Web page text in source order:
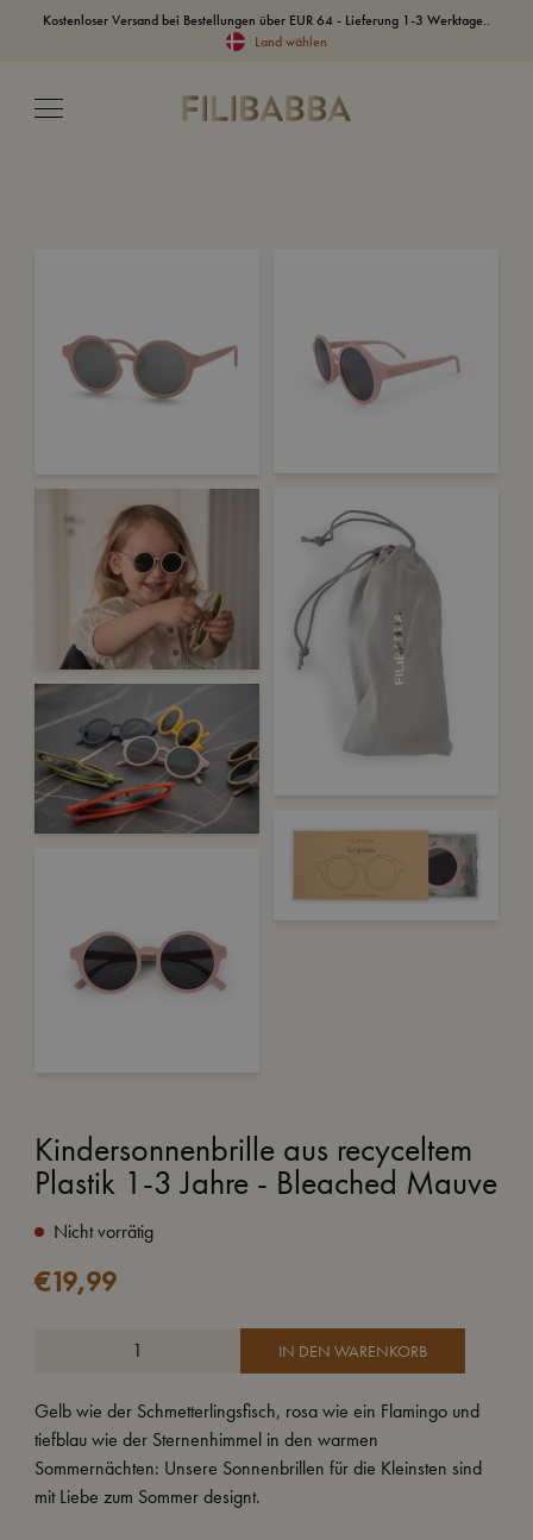
Kostenloser Versand bei Bestellungen über EUR 64 - Lieferung 1-3 Werktage..
Land wählen
Kindersonnenbrille aus recyceltem
Plastik 1-3 Jahre - Bleached Mauve
Nicht vorrätig
€19,99
IN DEN WARENKORB
Gelb wie der Schmetterlingsfisch, rosa wie ein Flamingo und
tiefblau wie der Sternenhimmel in den warmen
Sommernächten: Unsere Sonnenbrillen für die Kleinsten sind
mit Liebe zum Sommer designt.